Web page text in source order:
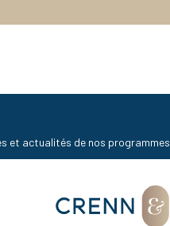
et actualités de nos programmes